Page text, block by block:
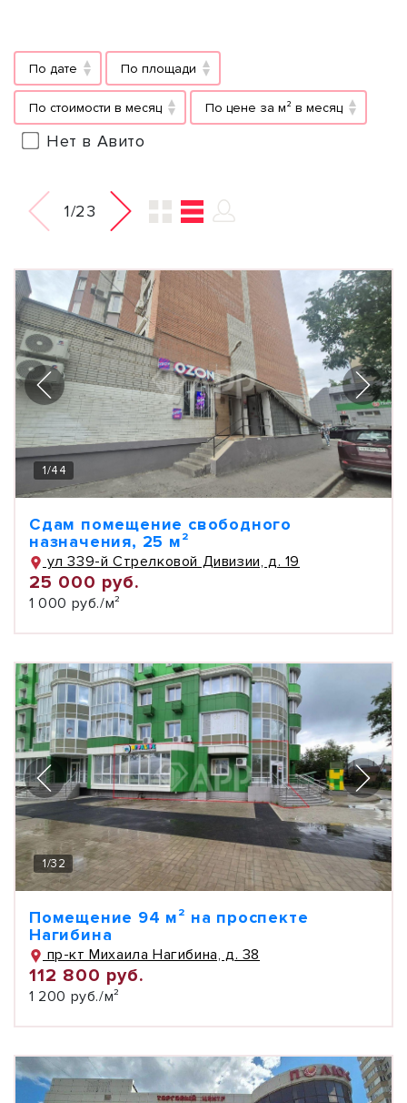
По дате По площади
По стоимости в месяц По цене за м² в месяц
Нет в Авито
1/23
1/44
Сдам помещение свободного
назначения, 25 м²
ул 339-й Стрелковой Дивизии, д. 19
25 000 руб.
1 000 руб./м²
1/32
Помещение 94 м² на проспекте
Нагибина
пр-кт Михаила Нагибина, д. 38
112 800 руб.
1 200 руб./м²